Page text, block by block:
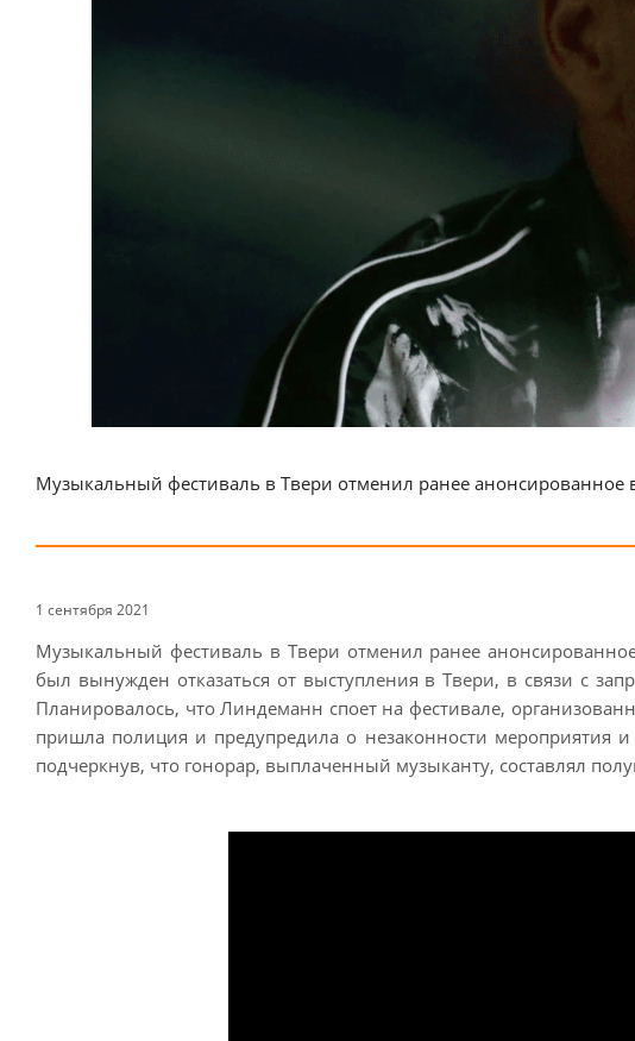
Музыкальный фестиваль в Твери отменил ранее анонсированное
1 сентября 2021
Музыкальный фестиваль в Твери отменил ранее
был вынужден отказаться от выступления в Твери, в связи с
Планировалось, что Линдеманн споет на фестивале,
пришла полиция и предупредила о незаконности мероприятия
подчеркнув, что гонорар, выплаченный музыканту, составлял